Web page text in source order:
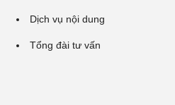
Dịch vụ nội dung
Tổng đài tư vấn